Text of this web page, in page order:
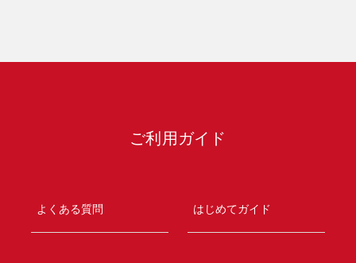
ご利用ガイド
よくある質問 はじめてガイド